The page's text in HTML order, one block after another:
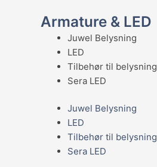
Armature & LED
Juwel Belysning
LED
Tilbehør til belysning
Sera LED
Juwel Belysning
LED
Tilbehør til belysning
Sera LED